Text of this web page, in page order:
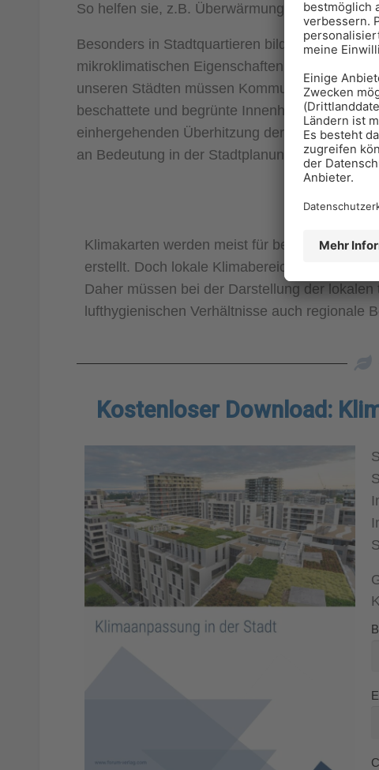
So helfen sie, z.B. Überwärmungsräume oder
Besonders in Stadtquartieren bilden sich viele
mikroklimatischen Eigenschaften stark
unseren Städten müssen Kommunen auf
beschattete und begrünte Innenhöfe achten.
einhergehenden Überhitzung der Städte
an Bedeutung in der Stadtplanung.
Klimakarten werden meist für bestimmte
erstellt. Doch lokale Klimabereiche enden
Daher müssen bei der Darstellung der
lufthygienischen Verhältnisse auch regionale
Kostenloser Download: